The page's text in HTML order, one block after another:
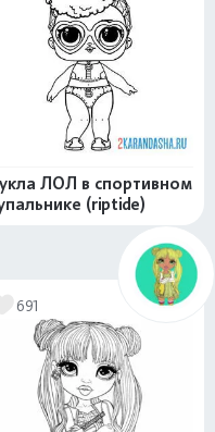
ЛОЛ в спортивном
(riptide)
691